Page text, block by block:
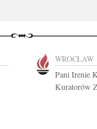
WROCŁAW
Pani Irenie
Kuratorów